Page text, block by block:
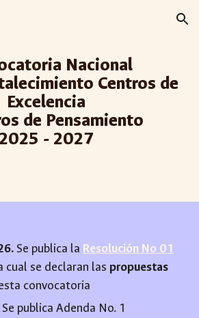
Skip to navigation
Nacional
Centros de
Excelencia
de Pensamiento
2025 - 2027
Se publica la Resolución No 01
cual se declaran las propuestas
convocatoria
Se publicaAdenda No. 1